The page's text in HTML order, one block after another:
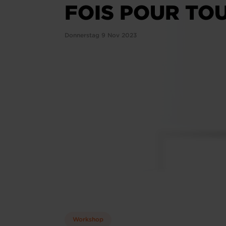
FOIS POUR
Donnerstag 9 Nov 2023
Workshop